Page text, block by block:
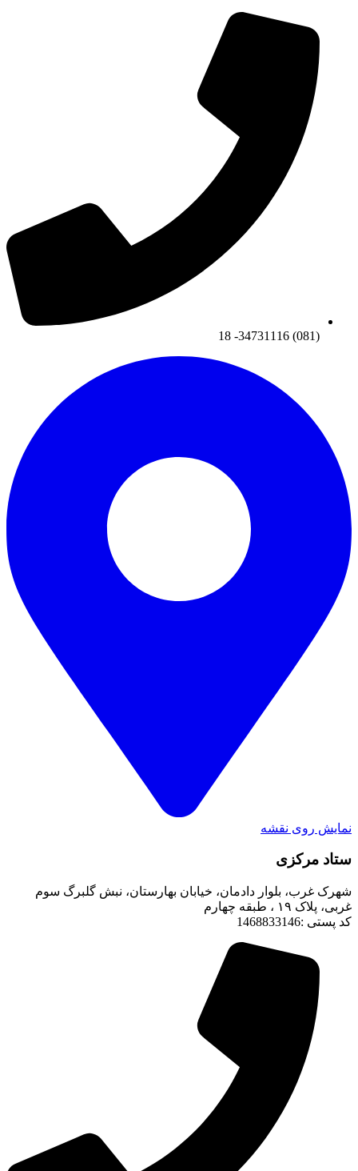
(081) 34731116- 18
نمایش روی نقشه
ستاد مرکزی
شهرک غرب، بلوار دادمان، خیابان بهارستان، نبش گلبرگ سوم
غربی، پلاک ۱۹ ، طبقه چهارم
کد پستی :1468833146